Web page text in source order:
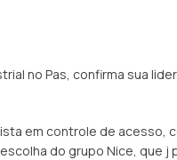
no Pas, confirma sua
em controle de acesso,
do grupo Nice, que j